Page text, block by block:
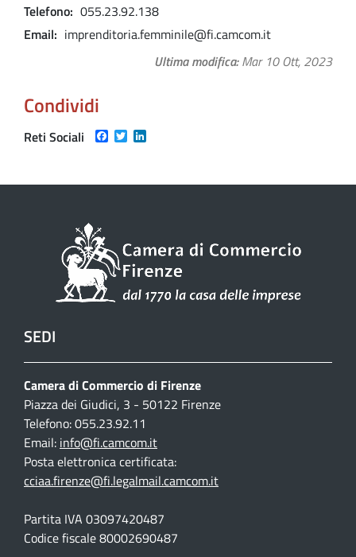
Telefono 055.23.92.138
Email
imprenditoria.femminile@fi.camcom.it
Ultima modifica Mar 10 Ott, 2023
Condividi
Reti Sociali Facebook
Twitter
SEDI
Camera di Commercio di Firenze
Piazza dei Giudici, 3 - 50122 Firenze
Telefono: 055.23.92.11
Email: info@fi.camcom.it
Posta elettronica certificata:
cciaa.firenze@fi.legalmail.camcom.it
Partita IVA 03097420487
Codice fiscale 80002690487